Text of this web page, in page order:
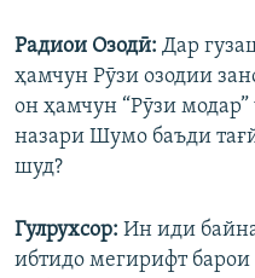
Радиои Озодӣ: Дар
ҳамчун Рӯзи озодии
он ҳамчун “Рӯзи
назари Шумо баъди
шуд?
Гулрухсор: Ин иди
ибтидо мегирифт